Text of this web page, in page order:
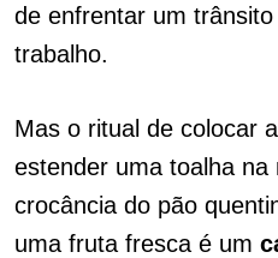
de enfrentar um
trabalho.
Mas o ritual de colocar
estender uma toalha na
crocância do pão
uma fruta fresca é um